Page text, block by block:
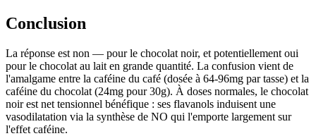
Conclusion
La réponse est non — pour le chocolat noir, et potentiellement oui
pour le chocolat au lait en grande quantité. La confusion vient de
l'amalgame entre la caféine du café (dosée à 64-96mg par tasse) et la
caféine du chocolat (24mg pour 30g). À doses normales, le chocolat
noir est net tensionnel bénéfique : ses flavanols induisent une
vasodilatation via la synthèse de NO qui l'emporte largement sur
l'effet caféine.